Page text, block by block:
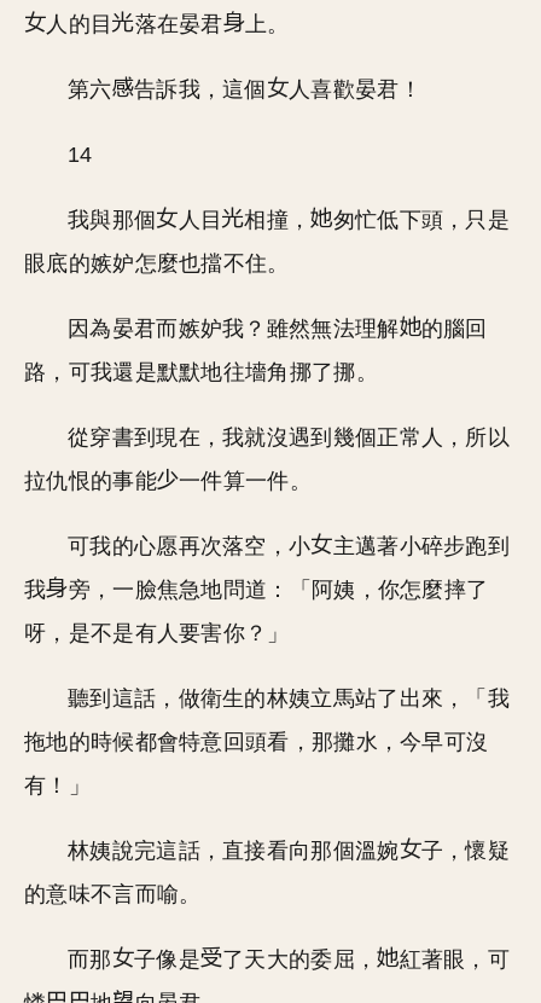
人的目
落在晏君 上。
第六 告訴我，這個 人喜歡晏君！
14
我與那個 人目 相撞，
匆忙低下頭，只是
眼底的嫉妒怎麼也擋不住。
因為晏君而嫉妒我？雖然無法理解
的腦回
路，可我還是默默地往墻角挪了挪。
從穿書到現在，我就沒遇到幾個正常人，所以
拉仇恨的事能
一件算一件。
可我的心愿再次落空，小
主邁著小碎步跑到
我
旁，一臉焦急地問道：「阿姨，你怎麼摔了
呀，是不是有人要害你？」
聽到這話，做衛生的林姨立馬站了出來，「我
拖地的時候都會特意回頭看，那攤水，今早可沒
有！」
林姨說完這話，直接看向那個溫婉
子，懷疑
的意味不言而喻。
而那 子像是 了天大的委屈，
紅著眼，可